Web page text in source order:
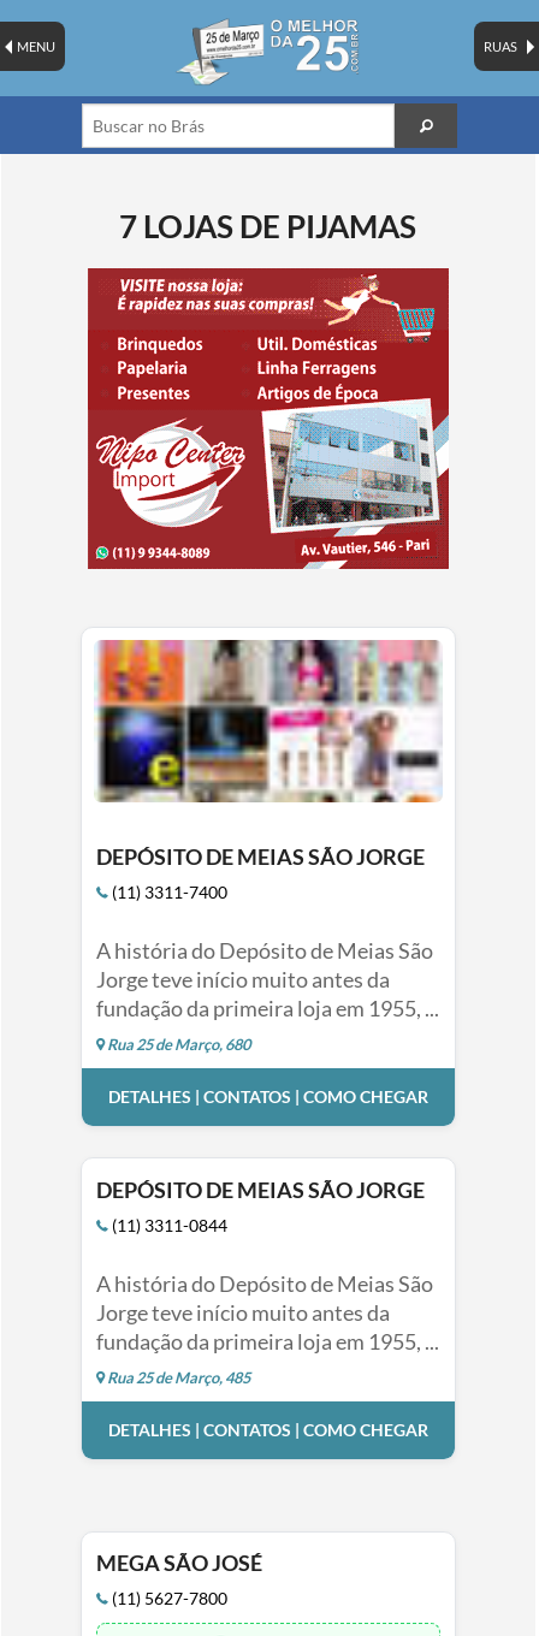
RUAS
MENU
7 LOJAS DE PIJAMAS
DEPÓSITO DE MEIAS SÃO JORGE
(11) 3311-7400
A história do Depósito de Meias São
Jorge teve início muito antes da
fundação da primeira loja em 1955, ...
Rua 25 de Março, 680
DETALHES | CONTATOS | COMO CHEGAR
DEPÓSITO DE MEIAS SÃO JORGE
(11) 3311-0844
A história do Depósito de Meias São
Jorge teve início muito antes da
fundação da primeira loja em 1955, ...
Rua 25 de Março, 485
DETALHES | CONTATOS | COMO CHEGAR
MEGA SÃO JOSÉ
(11) 5627-7800